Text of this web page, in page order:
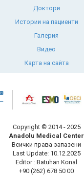
Доктори
Истории на пациенти
Галерия
Видео
Карта на сайта
Copyright © 2014 - 2025
Anadolu Medical Center
Всички права запазени
Last Update: 10.12.2025
Editor : Batuhan Konal
+90 (262) 678 50 00